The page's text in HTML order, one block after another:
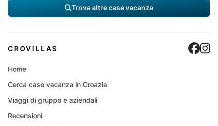
Trova altre case vacanza
CROVILLAS
Home
Cerca case vacanza in Croazia
Viaggi di gruppo e aziendali
Recensioni